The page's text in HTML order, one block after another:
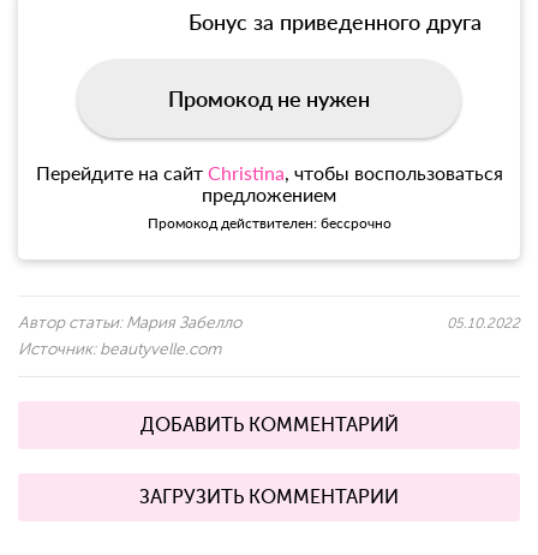
Бонус за приведенного друга
Промокод не нужен
Перейдите на сайт Christina, чтобы воспользоваться
предложением
Промокод действителен: бессрочно
Автор статьи: Мария Забелло
Источник: beautyvelle.com
05.10.2022
ДОБАВИТЬ КОММЕНТАРИЙ
ЗАГРУЗИТЬ КОММЕНТАРИИ